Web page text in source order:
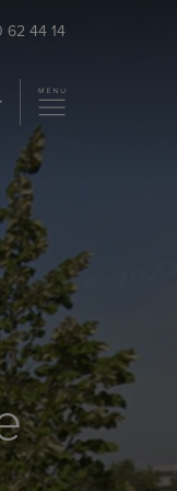
62 44 14